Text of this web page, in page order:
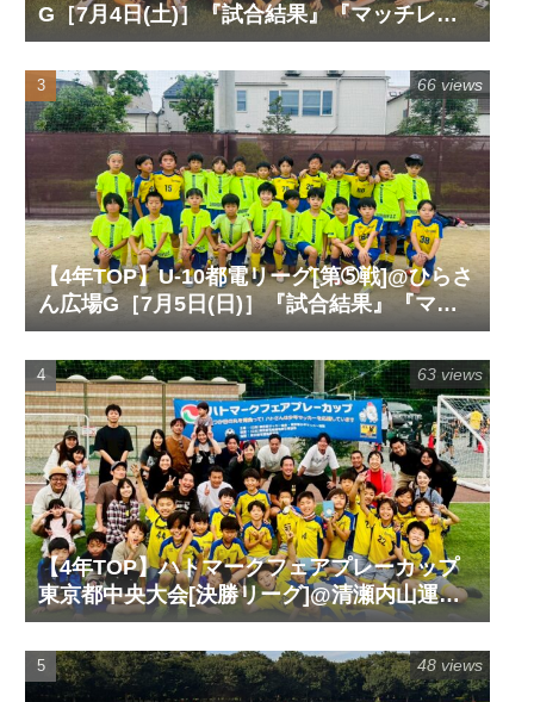
G［7月4日(土)］『試合結果』『マッチレポ
ート』『試合動画』
【4年TOP】U-10都電リーグ[第➄戦]@ひらさ
ん広場G［7月5日(日)］『試合結果』『マッ
チレポート』『試合動画』
66 views
【4年TOP】ハトマークフェアプレーカップ
東京都中央大会[決勝リーグ]@清瀬内山運動
公園サッカー場G［6月14日(日)］『試合結
果』『マッチレポート』『試合動画』
63 views
48 views